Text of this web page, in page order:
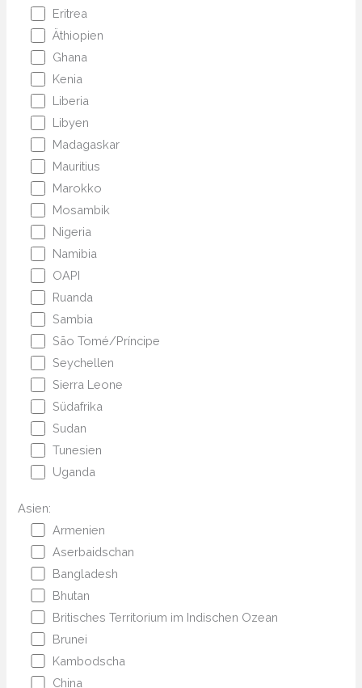
Eritrea
Äthiopien
Ghana
Kenia
Liberia
Libyen
Madagaskar
Mauritius
Marokko
Mosambik
Nigeria
Namibia
OAPI
Ruanda
Sambia
São Tomé/Príncipe
Seychellen
Sierra Leone
Südafrika
Sudan
Tunesien
Uganda
Asien:
Armenien
Aserbaidschan
Bangladesh
Bhutan
Britisches Territorium im Indischen Ozean
Brunei
Kambodscha
China